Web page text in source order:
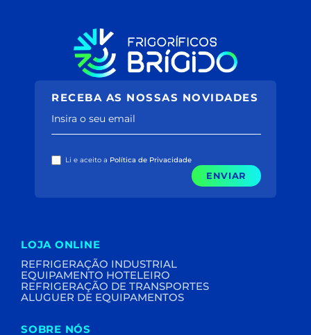
RECEBA AS NOSSAS NOVIDADES
Insira o seu email
Li e aceito a Política de Privacidade
ENVIAR
LOJA ONLINE
REFRIGERAÇÃO INDUSTRIAL
EQUIPAMENTO HOTELEIRO
REFRIGERAÇÃO DE TRANSPORTES
ALUGUER DE EQUIPAMENTOS
SOBRE NÓS